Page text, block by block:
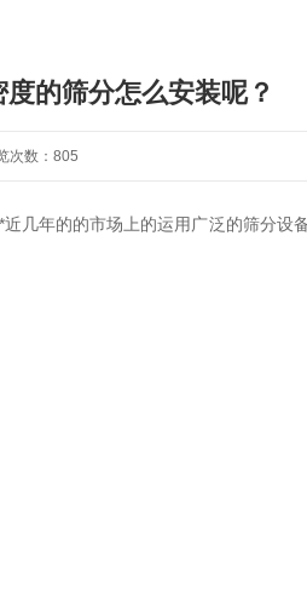
的筛分怎么安装呢？
次数：805
几年的的市场上的运用广泛的筛分设